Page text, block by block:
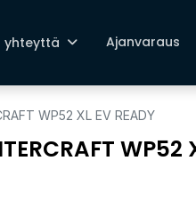
yhteyttä Ajanvaraus
WP52 XL EV READY
WP52